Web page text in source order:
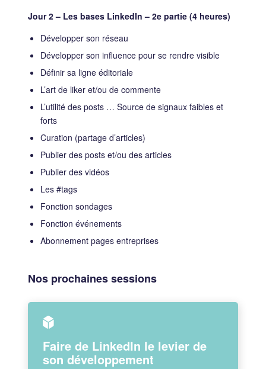
Jour 2 – Les bases LinkedIn – 2e partie (4 heures)
Développer son réseau
Développer son influence pour se rendre visible
Définir sa ligne éditoriale
L’art de liker et/ou de commente
L’utilité des posts … Source de signaux faibles et
forts
Curation (partage d’articles)
Publier des posts et/ou des articles
Publier des vidéos
Les #tags
Fonction sondages
Fonction événements
Abonnement pages entreprises
Nos prochaines sessions
Faire de LinkedIn le levier de
son développement